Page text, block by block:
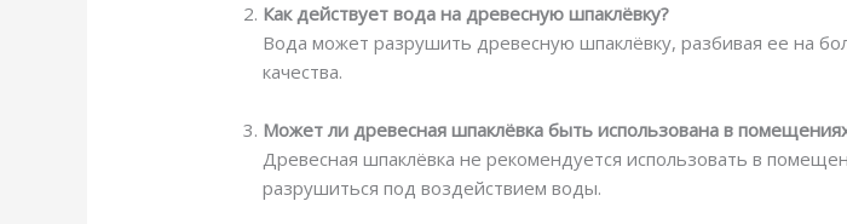
Как действует вода на древесную шпаклёвку?
Вода может разрушить древесную шпаклёвку, разбивая ее на
качества.
Может ли древесная шпаклёвка быть использована в
Древесная шпаклёвка не рекомендуется использовать в
разрушиться под воздействием воды.